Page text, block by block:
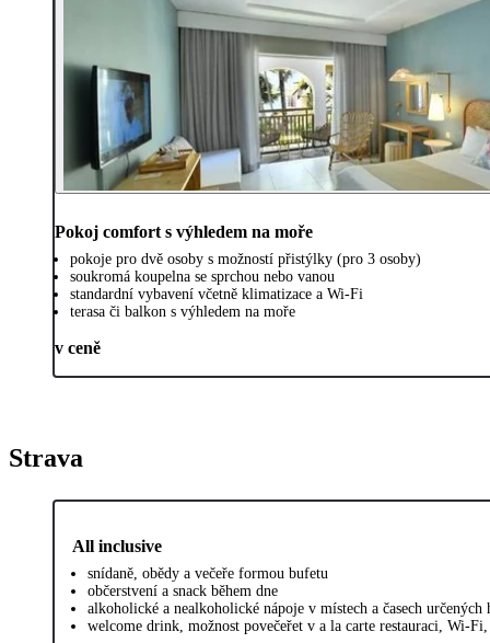
Pokoj comfort s výhledem na moře
pokoje pro dvě osoby s možností přistýlky (pro 3 osoby)
soukromá koupelna se sprchou nebo vanou
standardní vybavení včetně klimatizace a Wi-Fi
terasa či balkon s výhledem na moře
v ceně
Strava
All inclusive
snídaně, obědy a večeře formou bufetu
občerstvení a snack během dne
alkoholické a nealkoholické nápoje v místech a časech určených
welcome drink, možnost povečeřet v a la carte restauraci, Wi-